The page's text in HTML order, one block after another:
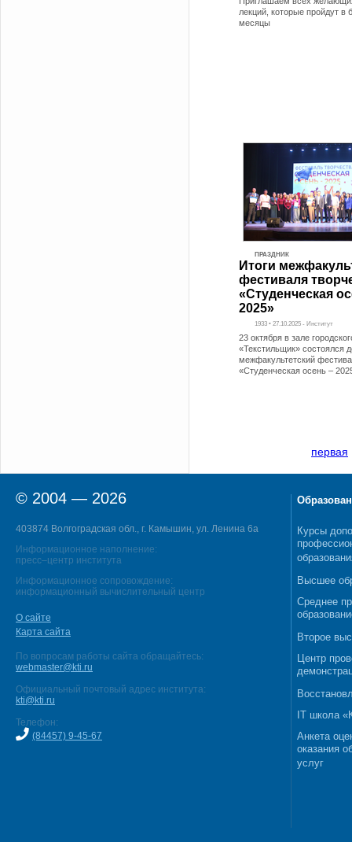
лекций, которые пройдут в
месяцы
ПРАЗДНИК
Итоги
фестиваля
«Студенческая
2025»
1933 • 27.10.2025 - Институт
23 октября в зале
«Текстильщик» состоялся
межфакультетский
«Студенческая осень –
первая
© 2004 — 2026
403874 Волгоградская обл., г. Камышин, ул. Ленина 6а
Информационное наполнение:
пресс–центр института
Информационное сопровождение:
информационный вычислительный центр
О сайте
Карта сайта
По вопросам работы сайта обращайтесь:
webmaster@kti.ru
Официальный почтовый адрес института:
kti@kti.ru
Телефон:
(84457) 9-45-67
Курсы
Высшее
Среднее
Второе
Центр
IT школа
Анкета
оказания
услуг